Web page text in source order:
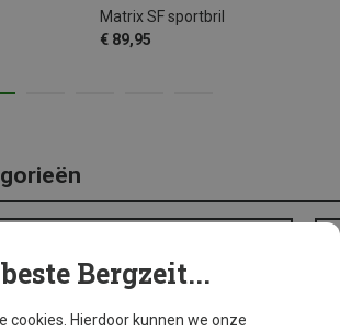
Matrix SF sportbril
€ 89,95
Bergzeit...
cookies. Hierdoor kunnen we onze